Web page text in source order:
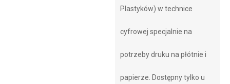
Plastyków) w technice
cyfrowej specjalnie na
potrzeby druku na płótnie i
papierze. Dostępny tylko u